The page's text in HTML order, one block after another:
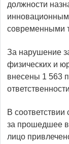
должности
современными
За нарушение
физических и
внесены 1 563
В
за прошедшее
лицо